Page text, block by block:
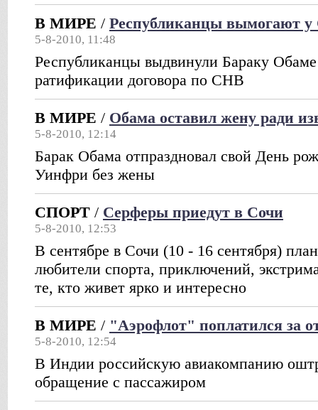
В МИРЕ / Республиканцы вымогают
5-8-2010, 11:48
Республиканцы выдвинули Бараку Обаме
ратификации договора по СНВ
В МИРЕ / Обама оставил жену ради
5-8-2010, 12:14
Барак Обама отпраздновал свой День
Уинфри без жены
СПОРТ / Серферы приедут в Сочи
5-8-2010, 12:53
В сентябре в Сочи (10 - 16 сентября)
любители спорта, приключений,
те, кто живет ярко и интересно
В МИРЕ / "Аэрофлот" поплатился за
5-8-2010, 12:54
В Индии российскую авиакомпанию
обращение с пассажиром